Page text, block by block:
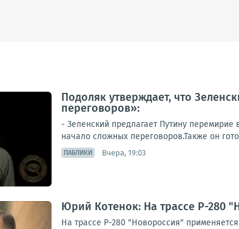
Подоляк утверждает, что
переговоров»:
- Зеленский предлагает Путину
начало сложных переговоров.Также он
ПАБЛИКИ Вчера, 19:03
Юрий Котенок: На трассе Р-280
На трассе Р-280 "Новороссия"